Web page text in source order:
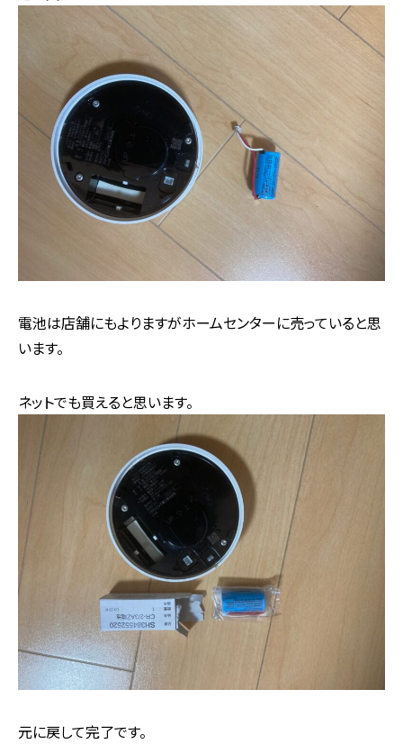
電池は店舗にもよりますがホームセンターに売っていると思
います。
ネットでも買えると思います。
元に戻して完了です。